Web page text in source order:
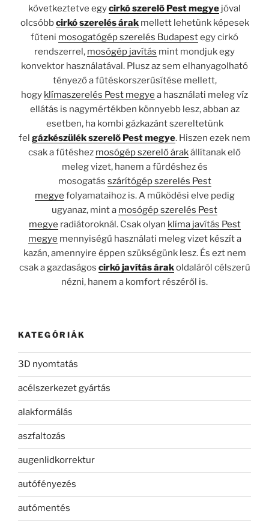
következtetve egycirkó szerelő Pest megye jóval
olcsóbbcirkó szerelés árakmellett lehetünk képesek
fűteni mosogatógép szerelés Budapestegy cirkó
rendszerrel, mosógép javítás mint mondjuk egy
konvektor használatával. Plusz az sem elhanyagolható
tényező a fűtéskorszerűsítése mellett,
hogy klímaszerelés Pest megye a használati meleg víz
ellátás is nagymértékben könnyebb lesz, abban az
esetben, ha kombi gázkazánt szereltetünk
fel gázkészülék szerelő Pest megye. Hiszen ezek nem
csak a fűtéshez mosógép szerelő árakállítanak elő
meleg vizet, hanem a fürdéshez és
mosogatás szárítógép szerelés Pest
megye folyamataihoz is. A működési elve pedig
ugyanaz, mint a mosógép szerelés Pest
megye radiátoroknál. Csak olyan klíma javítás Pest
megye mennyiségű használati meleg vizet készít a
kazán, amennyire éppen szükségünk lesz. És ezt nem
csak a gazdaságos cirkó javítás árakoldaláról célszerű
nézni, hanem a komfort részéről is.
KATEGÓRIÁK
3D nyomtatás
acélszerkezet gyártás
alakformálás
aszfaltozás
augenlidkorrektur
autófényezés
autómentés